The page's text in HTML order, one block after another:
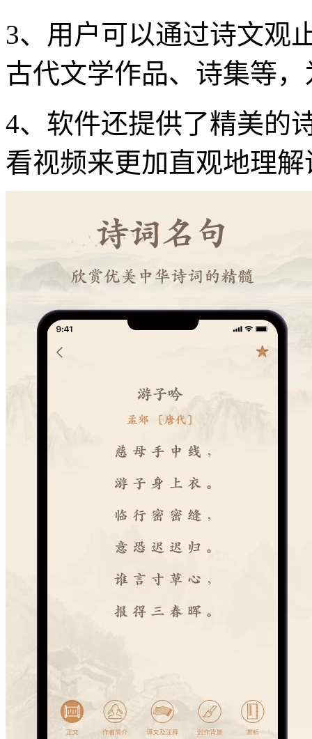
3、用户可以通过诗文观
古代文学作品、诗集等
4、软件还提供了精美的
看视频来更加直观地理